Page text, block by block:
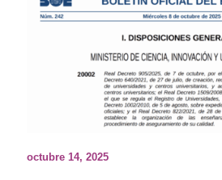
octubre 14, 2025